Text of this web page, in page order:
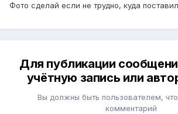
Фото сделай если не трудно, куда
Для публикации
учётную запись или
Вы должны быть пользователем,
комментарий